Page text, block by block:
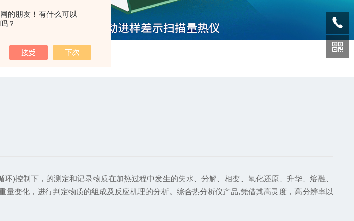
的朋友！有什么可以
？
制下，的测定和记录物质在加热过程中发生的失水、分解、相变、氧化还原、升华、熔融、
变化，进行判定物质的组成及反应机理的分析。综合热分析仪产品,凭借其高灵度，高分辨率以